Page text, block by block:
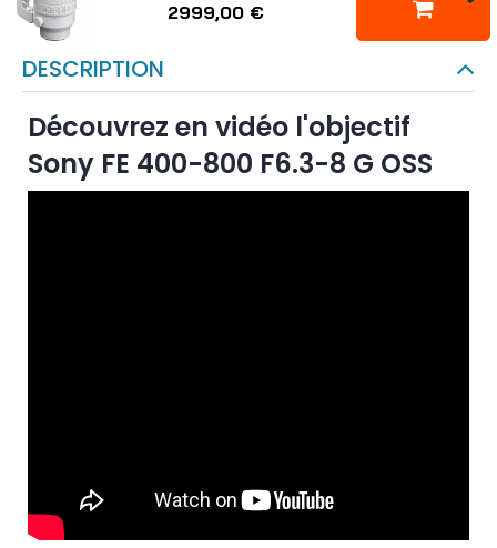
2999,00 €
DESCRIPTION
Découvrez en vidéo l'objectif
Sony FE 400-800 F6.3-8 G OSS